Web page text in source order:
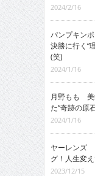
2024/2/16
パンプキン
決勝に行く“
(笑)
2024/1/16
月野もも 美
た“奇跡の原
2024/1/16
ヤーレンズ
グ！人生変
2023/12/15